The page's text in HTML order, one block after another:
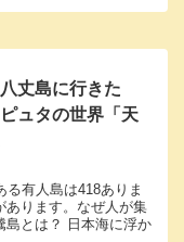
丈島に行きた
ュタの世界「天
る有人島は418ありま
あります。なぜ人が集
島とは？ 日本海に浮か